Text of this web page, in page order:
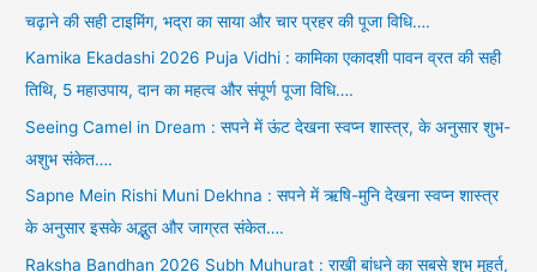
चढ़ाने की सही टाइमिंग, भद्रा का साया और चार प्रहर की पूजा विधि….
Kamika Ekadashi 2026 Puja Vidhi : कामिका एकादशी पावन व्रत की सही
तिथि, 5 महाउपाय, दान का महत्व और संपूर्ण पूजा विधि….
Seeing Camel in Dream : सपने में ऊंट देखना स्वप्न शास्त्र, के अनुसार शुभ-
अशुभ संकेत….
Sapne Mein Rishi Muni Dekhna : सपने में ऋषि-मुनि देखना स्वप्न शास्त्र
के अनुसार इसके अद्भुत और जाग्रत संकेत….
Raksha Bandhan 2026 Subh Muhurat : राखी बांधने का सबसे शुभ मुहूर्त,